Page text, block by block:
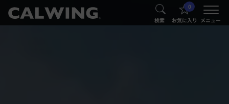
® 検索
0
お気に入り メニュー
®